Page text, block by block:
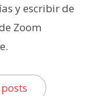
y escribir de
Zoom